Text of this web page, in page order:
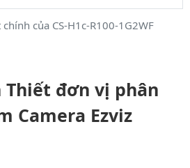
của CS-H1c-R100-1G2WF
Thiết đơn vị phân
Camera Ezviz